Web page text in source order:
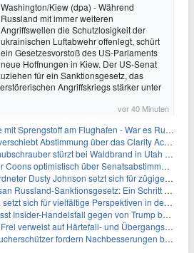
Washington/Kiew (dpa) - Während
Russland mit immer weiteren
Angriffswellen die Schutzlosigkeit der
ukrainischen Luftabwehr offenlegt, schürt
ein Gesetzesvorstoß des US-Parlaments
neue Hoffnungen in Kiew. Der US-Senat
für ein Sanktionsgesetz, das
Angriffskriegs stärker unter
vor 40 Minuten
Sprengstoff am Flughafen - War es Russland?
über das Clarity Act: Auswirkungen auf Unternehmen und das Vertrauen der Investoren
stürzt bei Waldbrand in Utah ab
optimistisch über Senatsabstimmungen angesichts von Finanzierungsbedenken
Johnson setzt sich für zügige Regierungsfinanzierung angesichts von Shutdown-Risiken ein
Sanktionsgesetz: Ein Schritt in Richtung Energieunabhängigkeit
für vielfältige Perspektiven in der Gesundheitspolitik beim CDC-Gedenkakt ein
Handelsfall gegen von Trump begnadigten Manager fallen
verweist auf Härtefall- und Übergangsregelungen
fordern Nachbesserungen bei Frühstartrente